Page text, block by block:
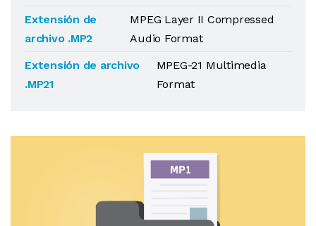
Extensión de
archivo .MP2
MPEG Layer II Compressed
Audio Format
Extensión de archivo
.MP21
MPEG-21 Multimedia
Format